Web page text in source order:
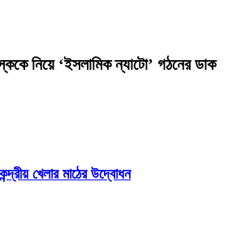
নিয়ে ‘ইসলামিক ন্যাটো’ গঠনের ডাক
খেলার মাঠের উদ্বোধন